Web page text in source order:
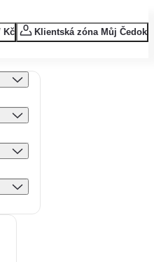
Kč Klientská zóna Můj Čedok